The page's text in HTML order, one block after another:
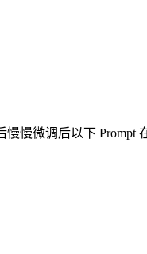
慢微调后以下 Prompt